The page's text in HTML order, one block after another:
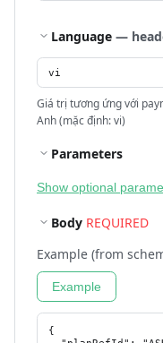
Language —
Giá trị tương ứng với
Anh (mặc định: vi)
Parameters
Show optional
Body REQUIRED
Example (from
Example